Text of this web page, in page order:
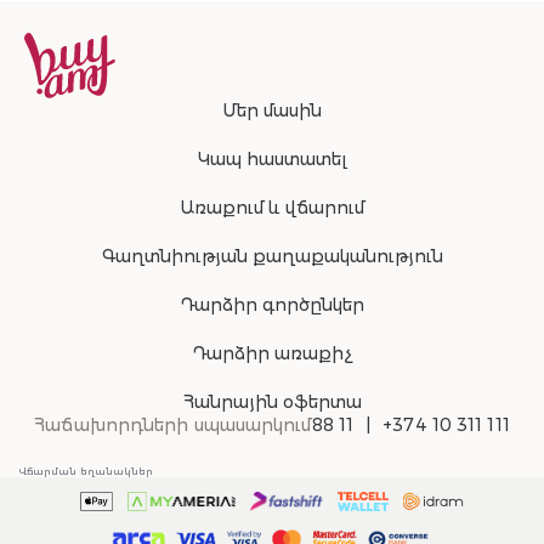
Մեր մասին
Կապ հաստատել
Առաքում և վճարում
Գաղտնիության քաղաքականություն
Դարձիր գործընկեր
Դարձիր առաքիչ
Հանրային օֆերտա
Հաճախորդների սպասարկում88 11 +374 10 311 111
Վճարման եղանակներ